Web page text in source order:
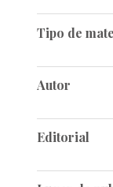
Tipo de
Autor
Editorial